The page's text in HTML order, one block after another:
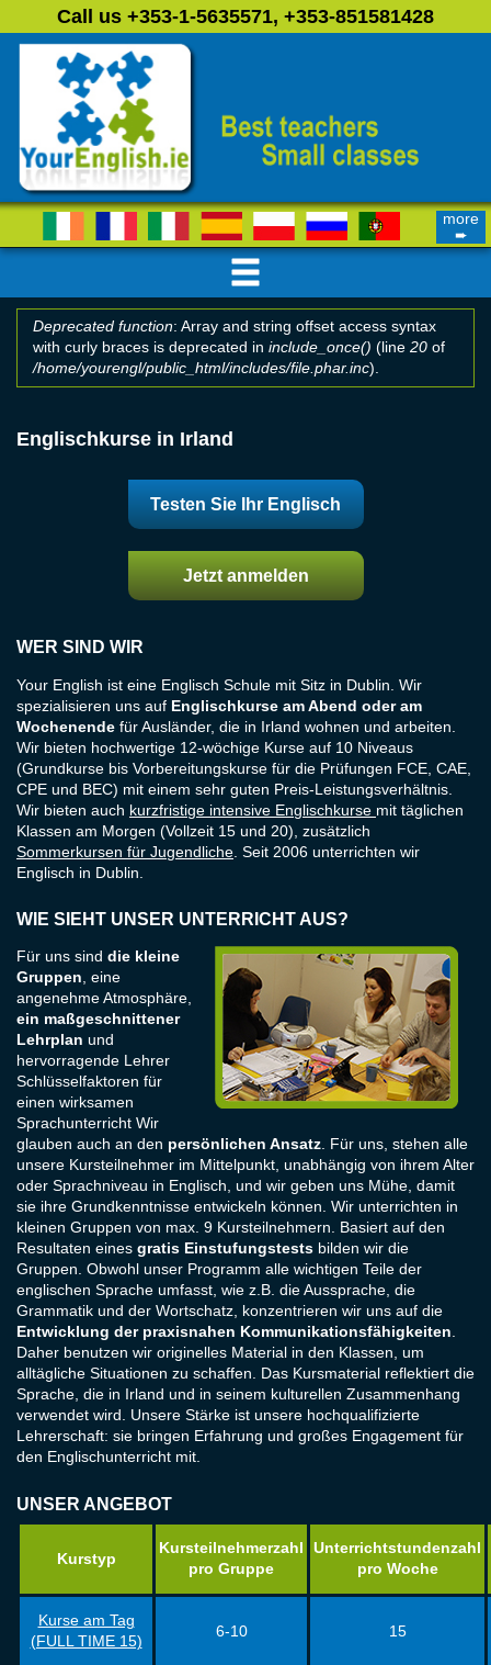
Skip to main content
Call us +353-1-5635571, +353-851581428
more
➨
Error message
Deprecated function: Array and string offset access syntax
with curly braces is deprecated in include_once() (line 20of
/home/yourengl/public_html/includes/file.phar.inc).
Englischkurse in Irland
Testen Sie Ihr Englisch
Jetzt anmelden
WER SIND WIR
Your English ist eine Englisch Schule mit Sitz in Dublin. Wir
spezialisieren uns auf Englischkurse am Abend oder am
Wochenende für Ausländer, die in Irland wohnen und arbeiten.
Wir bieten hochwertige 12-wöchige Kurse auf 10 Niveaus
(Grundkurse bis Vorbereitungskurse für die Prüfungen FCE, CAE,
CPE und BEC) mit einem sehr guten Preis-Leistungsverhältnis.
Wir bieten auch kurzfristige intensive Englischkurse mit täglichen
Klassen am Morgen (Vollzeit 15 und 20), zusätzlich
Sommerkursen für Jugendliche . Seit 2006 unterrichten wir
Englisch in Dublin.
WIE SIEHT UNSER UNTERRICHT AUS?
Für uns sind die kleine
Gruppen, eine
angenehme Atmosphäre,
ein maßgeschnittener
Lehrplan und
hervorragende Lehrer
Schlüsselfaktoren für
einen wirksamen
Sprachunterricht Wir
glauben auch an den persönlichen Ansatz. Für uns, stehen alle
unsere Kursteilnehmer im Mittelpunkt, unabhängig von ihrem Alter
oder Sprachniveau in Englisch, und wir geben uns Mühe, damit
sie ihre Grundkenntnisse entwickeln können. Wir unterrichten in
kleinen Gruppen von max. 9 Kursteilnehmern. Basiert auf den
Resultaten eines gratis Einstufungstests bilden wir die
Gruppen. Obwohl unser Programm alle wichtigen Teile der
englischen Sprache umfasst, wie z.B. die Aussprache, die
Grammatik und der Wortschatz, konzentrieren wir uns auf die
Entwicklung der praxisnahen Kommunikationsfähigkeiten.
Daher benutzen wir originelles Material in den Klassen, um
alltägliche Situationen zu schaffen. Das Kursmaterial reflektiert die
Sprache, die in Irland und in seinem kulturellen Zusammenhang
verwendet wird. Unsere Stärke ist unsere hochqualifizierte
Lehrerschaft: sie bringen Erfahrung und großes Engagement für
den Englischunterricht mit.
UNSER ANGEBOT
Kurstyp
Kursteilnehmerzahl
pro Gruppe
Unterrichtstundenzahl
pro Woche
Kurse am Tag
(FULL TIME 15)
6-10 15